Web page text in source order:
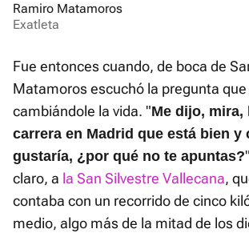
Ramiro Matamoros
Exatleta
Fue entonces cuando, de boca de
Matamoros escuchó la pregunta
cambiándole la vida. "Me dijo, mira,
carrera en Madrid que está bien y
gustaría, ¿por qué no te apuntas?
claro, a la San Silvestre Vallecana,
contaba con un recorrido de cinco
medio, algo más de la mitad de los